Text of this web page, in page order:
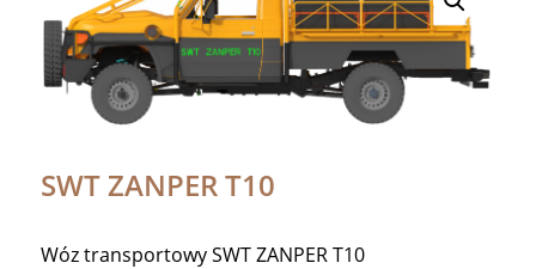
SWT ZANPER T10
Wóz transportowy SWT ZANPER T10